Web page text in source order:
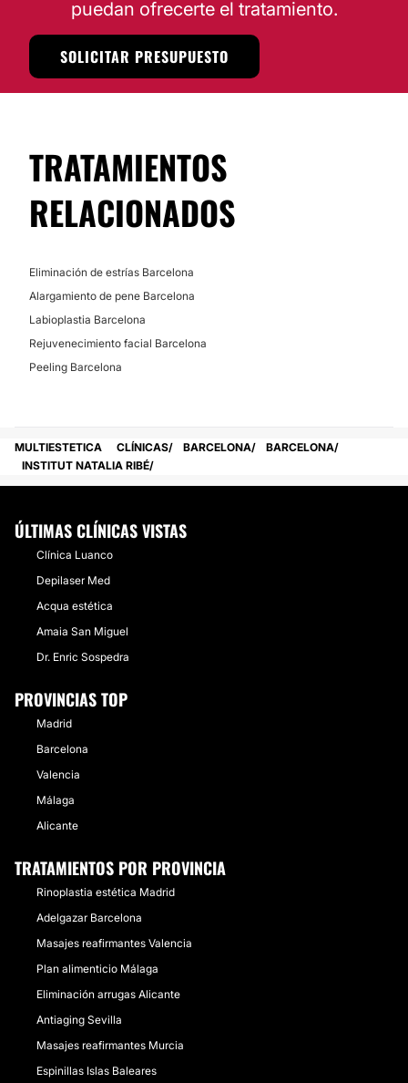
puedan ofrecerte el tratamiento.
SOLICITAR PRESUPUESTO
TRATAMIENTOS
RELACIONADOS
Eliminación de estrías Barcelona
Alargamiento de pene Barcelona
Labioplastia Barcelona
Rejuvenecimiento facial Barcelona
Peeling Barcelona
MULTIESTETICA CLÍNICAS BARCELONA
BARCELONA
INSTITUT NATALIA RIBÉ
ÚLTIMAS CLÍNICAS VISTAS
Clínica Luanco
Depilaser Med
Acqua estética
Amaia San Miguel
Dr. Enric Sospedra
PROVINCIAS TOP
Madrid
Barcelona
Valencia
Málaga
Alicante
TRATAMIENTOS POR PROVINCIA
Rinoplastia estética Madrid
Adelgazar Barcelona
Masajes reafirmantes Valencia
Plan alimenticio Málaga
Eliminación arrugas Alicante
Antiaging Sevilla
Masajes reafirmantes Murcia
Espinillas Islas Baleares